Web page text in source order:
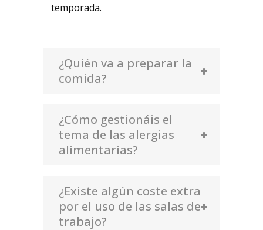
temporada.
¿Quién va a preparar la
comida?
¿Cómo gestionáis el
tema de las alergias
alimentarias?
¿Existe algún coste extra
por el uso de las salas de
trabajo?